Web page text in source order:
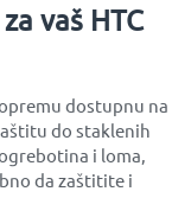
vaš HTC
dostupnu na
do staklenih
i loma,
da zaštitite i